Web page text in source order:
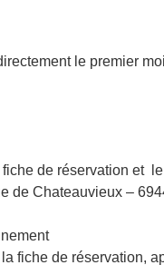
le premier
de réservation et
de Chateauvieux –
fiche de réservation,